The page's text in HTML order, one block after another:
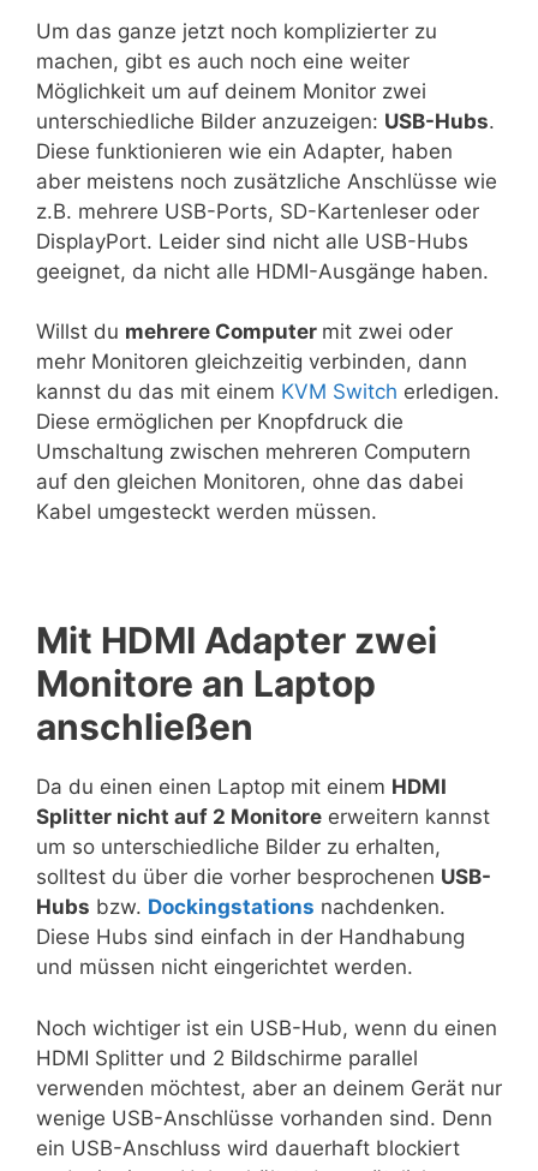
Um das ganze jetzt noch komplizierter zu
machen, gibt es auch noch eine weiter
Möglichkeit um auf deinem Monitor zwei
unterschiedliche Bilder anzuzeigen: USB-Hubs.
Diese funktionieren wie ein Adapter, haben
aber meistens noch zusätzliche Anschlüsse wie
z.B. mehrere USB-Ports, SD-Kartenleser oder
DisplayPort. Leider sind nicht alle USB-Hubs
geeignet, da nicht alle HDMI-Ausgänge haben.
Willst du mehrere Computer mit zwei oder
mehr Monitoren gleichzeitig verbinden, dann
kannst du das mit einem KVM Switch erledigen.
Diese ermöglichen per Knopfdruck die
Umschaltung zwischen mehreren Computern
auf den gleichen Monitoren, ohne das dabei
Kabel umgesteckt werden müssen.
Mit HDMI Adapter zwei
Monitore an Laptop
anschließen
Da du einen einen Laptop mit einem HDMI
Splitter nicht auf 2 Monitore erweitern kannst
um so unterschiedliche Bilder zu erhalten,
solltest du über die vorher besprochenen USB-
Hubs bzw. Dockingstations nachdenken.
Diese Hubs sind einfach in der Handhabung
und müssen nicht eingerichtet werden.
Noch wichtiger ist ein USB-Hub, wenn du einen
HDMI Splitter und 2 Bildschirme parallel
verwenden möchtest, aber an deinem Gerät nur
wenige USB-Anschlüsse vorhanden sind. Denn
ein USB-Anschluss wird dauerhaft blockiert